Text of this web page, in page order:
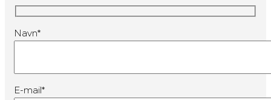
Navn*
E-mail*